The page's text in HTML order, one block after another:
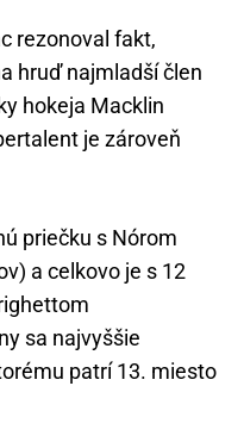
rezonoval fakt,
hruď najmladší člen
hokeja Macklin
je zároveň
priečku s Nórom
a celkovo je s 12
sa najvyššie
patrí 13. miesto